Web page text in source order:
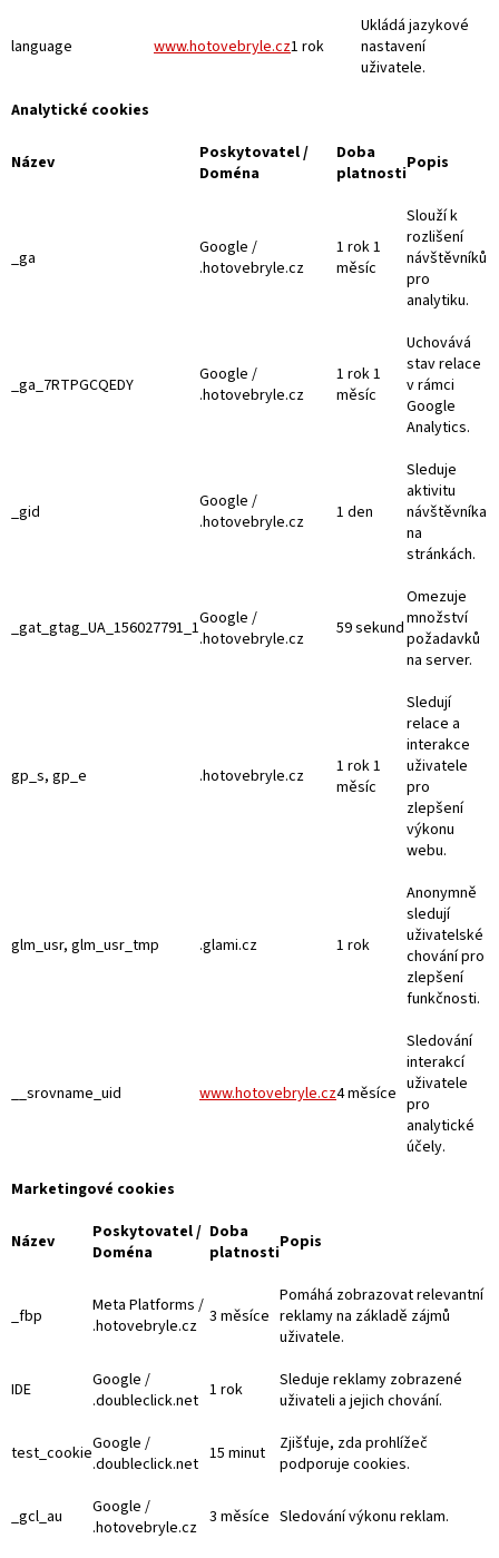
language www.hotovebryle.cz1 rok
Ukládá jazykové
nastavení
uživatele.
Analytické cookies
Název
Poskytovatel /
Doména
Doba
platnostiPopis
_ga
Google /
.hotovebryle.cz
1 rok 1
měsíc
Slouží k
rozlišení
návštěvníků
pro
analytiku.
_ga_7RTPGCQEDY
Google /
.hotovebryle.cz
1 rok 1
měsíc
Uchovává
stav relace
v rámci
Google
Analytics.
_gid
Google /
.hotovebryle.cz
1 den
Sleduje
aktivitu
návštěvníka
na
stránkách.
_gat_gtag_UA_156027791_1Google /
.hotovebryle.cz
59 sekund
Omezuje
množství
požadavků
na server.
gp_s, gp_e .hotovebryle.cz
1 rok 1
měsíc
Sledují
relace a
interakce
uživatele
pro
zlepšení
výkonu
webu.
glm_usr, glm_usr_tmp .glami.cz 1 rok
Anonymně
sledují
uživatelské
chování pro
zlepšení
funkčnosti.
__srovname_uid www.hotovebryle.cz4 měsíce
Sledování
interakcí
uživatele
pro
analytické
účely.
Marketingové cookies
Název
Poskytovatel /
Doména
Doba
platnostiPopis
_fbp
Meta Platforms /
.hotovebryle.cz 3 měsíce
Pomáhá zobrazovat relevantní
reklamy na základě zájmů
uživatele.
IDE
Google /
.doubleclick.net 1 rok
Sleduje reklamy zobrazené
uživateli a jejich chování.
test_cookieGoogle /
.doubleclick.net 15 minut
Zjišťuje, zda prohlížeč
podporuje cookies.
_gcl_au
Google /
.hotovebryle.cz 3 měsíce Sledování výkonu reklam.